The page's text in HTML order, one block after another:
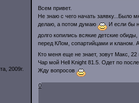
2009г.
Всем привет.
Не знаю с чего начать заявку...Было
делаю, а потом думаю
И если бы
долго копились всякие детские
перед КЛом, сопартийцами и кланом.
Кто меня еще не знает, зовут Макс,
Чар мой Hell Knight 81.5. Одет по
Жду вопросов
0